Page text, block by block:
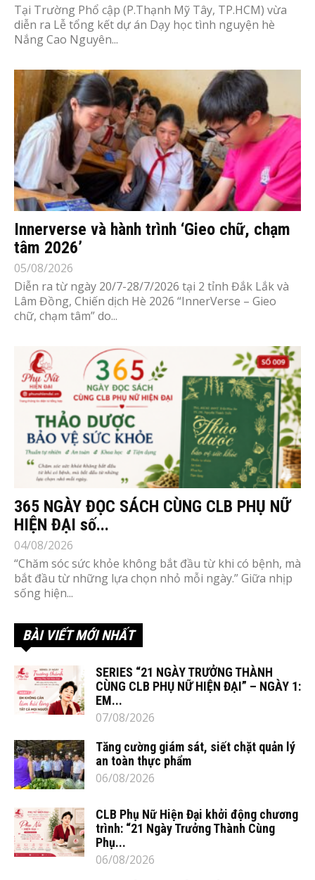
Tại Trường Phổ cập (P.Thạnh Mỹ Tây, TP.HCM) vừa
diễn ra Lễ tổng kết dự án Dạy học tình nguyện hè
Nắng Cao Nguyên...
Innerverse và hành trình ‘Gieo chữ, chạm
tâm 2026’
05/08/2026
Diễn ra từ ngày 20/7-28/7/2026 tại 2 tỉnh Đắk Lắk và
Lâm Đồng, Chiến dịch Hè 2026 “InnerVerse – Gieo
chữ, chạm tâm” do...
365 NGÀY ĐỌC SÁCH CÙNG CLB PHỤ NỮ
HIỆN ĐẠI số...
04/08/2026
“Chăm sóc sức khỏe không bắt đầu từ khi có bệnh, mà
bắt đầu từ những lựa chọn nhỏ mỗi ngày.” Giữa nhịp
sống hiện...
BÀI VIẾT MỚI NHẤT
SERIES “21 NGÀY TRƯỞNG THÀNH
CÙNG CLB PHỤ NỮ HIỆN ĐẠI” – NGÀY 1:
EM...
07/08/2026
Tăng cường giám sát, siết chặt quản lý
an toàn thực phẩm
06/08/2026
CLB Phụ Nữ Hiện Đại khởi động chương
trình: “21 Ngày Trưởng Thành Cùng
Phụ...
06/08/2026